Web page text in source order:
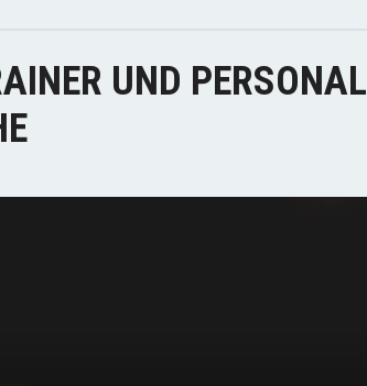
UND PERSONAL